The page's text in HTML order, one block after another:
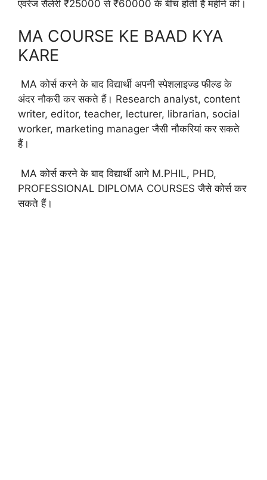
एवरेज सैलेरी ₹25000 से ₹60000 के बीच होती है महीने की।
MA COURSE KE BAAD KYA
KARE
MA कोर्स करने के बाद विद्यार्थी अपनी स्पेशलाइज्ड फील्ड के
अंदर नौकरी कर सकते हैं। Research analyst, content
writer, editor, teacher, lecturer, librarian, social
worker, marketing manager जैसी नौकरियां कर सकते
हैं।
MA कोर्स करने के बाद विद्यार्थी आगे M.PHIL, PHD,
PROFESSIONAL DIPLOMA COURSES जैसे कोर्स कर
सकते हैं।